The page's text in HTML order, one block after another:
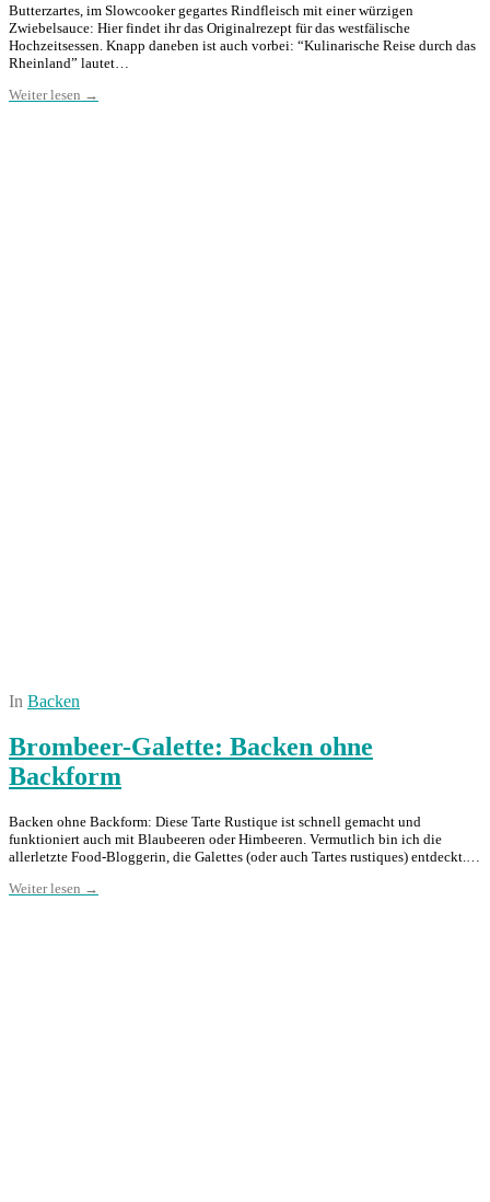
Butterzartes, im Slowcooker gegartes Rindfleisch mit einer würzigen
Zwiebelsauce: Hier findet ihr das Originalrezept für das westfälische
Hochzeitsessen. Knapp daneben ist auch vorbei: “Kulinarische Reise durch das
Rheinland” lautet…
Weiter lesen →
In Backen
Brombeer-Galette: Backen ohne
Backform
Backen ohne Backform: Diese Tarte Rustique ist schnell gemacht und
funktioniert auch mit Blaubeeren oder Himbeeren. Vermutlich bin ich die
allerletzte Food-Bloggerin, die Galettes (oder auch Tartes rustiques) entdeckt.…
Weiter lesen →